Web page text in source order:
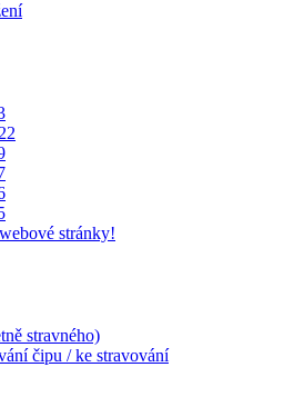
stránky!
stravného)
čipu / ke stravování